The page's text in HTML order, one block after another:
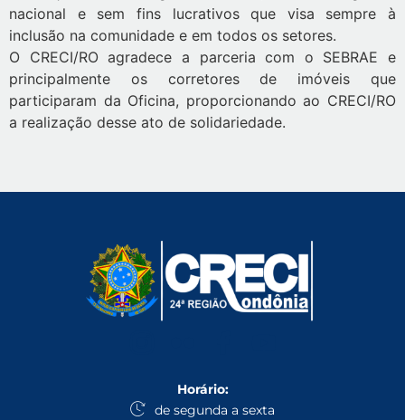
nacional e sem fins lucrativos que visa sempre à
inclusão na comunidade e em todos os setores.
O CRECI/RO agradece a parceria com o SEBRAE e
principalmente os corretores de imóveis que
participaram da Oficina, proporcionando ao CRECI/RO
a realização desse ato de solidariedade.
Horário:
de segunda a sexta